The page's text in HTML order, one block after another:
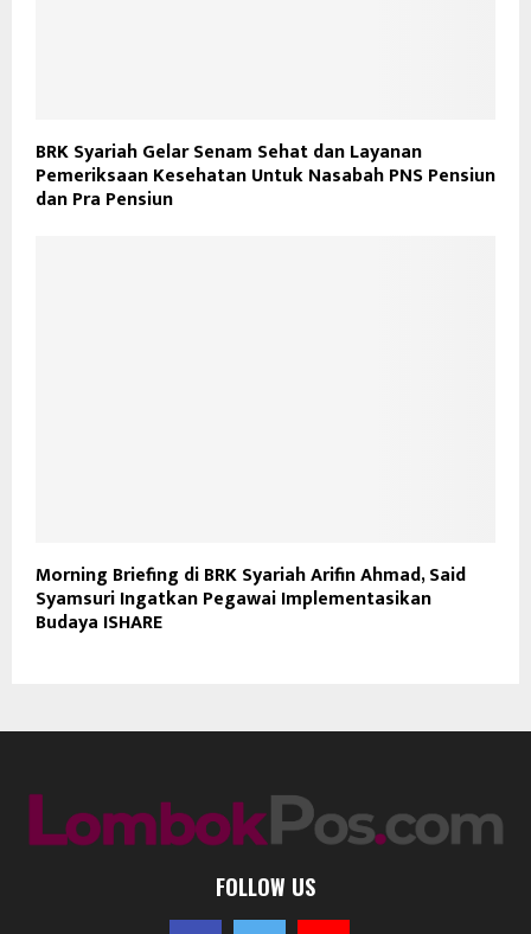
BRK Syariah Gelar Senam Sehat dan Layanan
Pemeriksaan Kesehatan Untuk Nasabah PNS Pensiun
dan Pra Pensiun
Morning Briefing di BRK Syariah Arifin Ahmad, Said
Syamsuri Ingatkan Pegawai Implementasikan
Budaya ISHARE
FOLLOW US